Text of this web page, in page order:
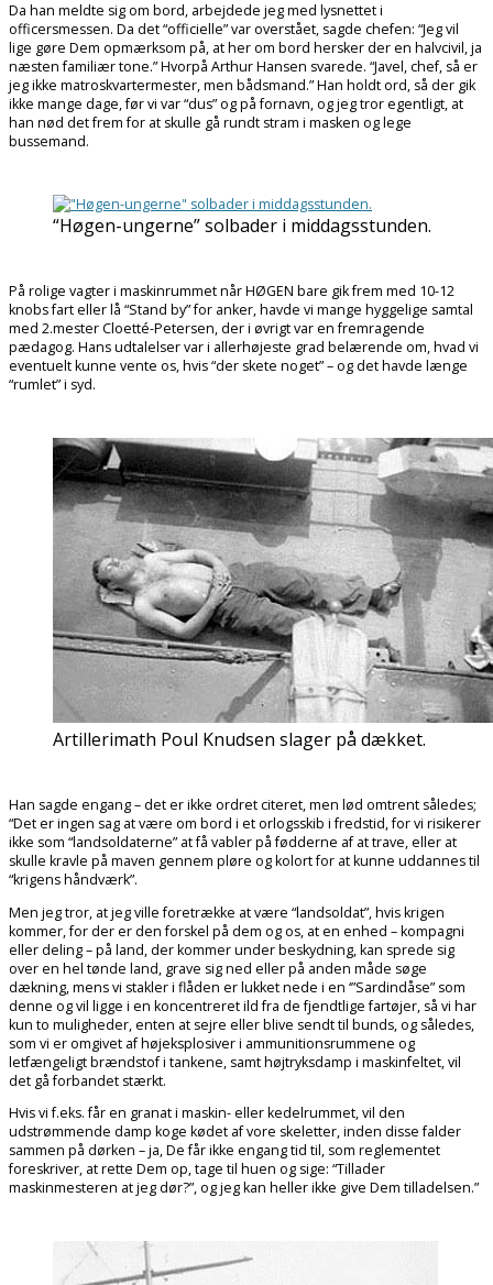
Da han meldte sig om bord, arbejdede jeg med lysnettet i
officersmessen. Da det “officielle” var overstået, sagde chefen: “Jeg vil
lige gøre Dem opmærksom på, at her om bord hersker der en halvcivil, ja
næsten familiær tone.” Hvorpå Arthur Hansen svarede. “Javel, chef, så er
jeg ikke matroskvartermester, men bådsmand.” Han holdt ord, så der gik
ikke mange dage, før vi var “dus” og på fornavn, og jeg tror egentligt, at
han nød det frem for at skulle gå rundt stram i masken og lege
bussemand.
“Høgen-ungerne” solbader i middagsstunden.
På rolige vagter i maskinrummet når HØGEN bare gik frem med 10-12
knobs fart eller lå “Stand by” for anker, havde vi mange hyggelige samtal
med 2.mester Cloetté-Petersen, der i øvrigt var en fremragende
pædagog. Hans udtalelser var i allerhøjeste grad belærende om, hvad vi
eventuelt kunne vente os, hvis “der skete noget” – og det havde længe
“rumlet” i syd.
Artillerimath Poul Knudsen slager på dækket.
Han sagde engang – det er ikke ordret citeret, men lød omtrent således;
“Det er ingen sag at være om bord i et orlogsskib i fredstid, for vi risikerer
ikke som “landsoldaterne” at få vabler på fødderne af at trave, eller at
skulle kravle på maven gennem pløre og kolort for at kunne uddannes til
“krigens håndværk”.
Men jeg tror, at jeg ville foretrække at være “landsoldat”, hvis krigen
kommer, for der er den forskel på dem og os, at en enhed – kompagni
eller deling – på land, der kommer under beskydning, kan sprede sig
over en hel tønde land, grave sig ned eller på anden måde søge
dækning, mens vi stakler i flåden er lukket nede i en ‘”Sardindåse” som
denne og vil ligge i en koncentreret ild fra de fjendtlige fartøjer, så vi har
kun to muligheder, enten at sejre eller blive sendt til bunds, og således,
som vi er omgivet af højeksplosiver i ammunitionsrummene og
letfængeligt brændstof i tankene, samt højtryksdamp i maskinfeltet, vil
det gå forbandet stærkt.
Hvis vi f.eks. får en granat i maskin- eller kedelrummet, vil den
udstrømmende damp koge kødet af vore skeletter, inden disse falder
sammen på dørken – ja, De får ikke engang tid til, som reglementet
foreskriver, at rette Dem op, tage til huen og sige: “Tillader
maskinmesteren at jeg dør?”, og jeg kan heller ikke give Dem tilladelsen.”